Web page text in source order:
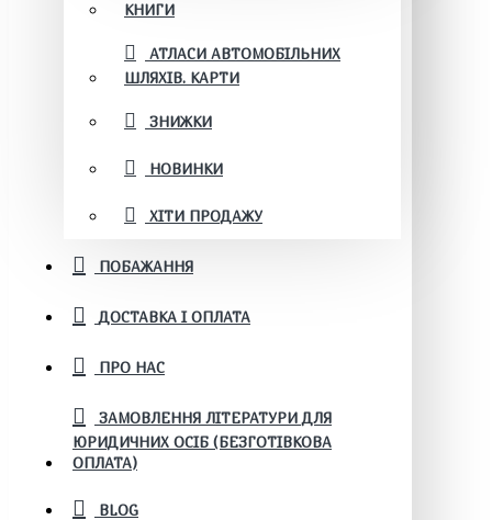
КНИГИ
АТЛАСИ АВТОМОБІЛЬНИХ
ШЛЯХІВ. КАРТИ
ЗНИЖКИ
НОВИНКИ
ХІТИ ПРОДАЖУ
ПОБАЖАННЯ
ДОСТАВКА І ОПЛАТА
ПРО НАС
ЗАМОВЛЕННЯ ЛІТЕРАТУРИ ДЛЯ
ЮРИДИЧНИХ ОСІБ (БЕЗГОТІВКОВА
ОПЛАТА)
BLOG